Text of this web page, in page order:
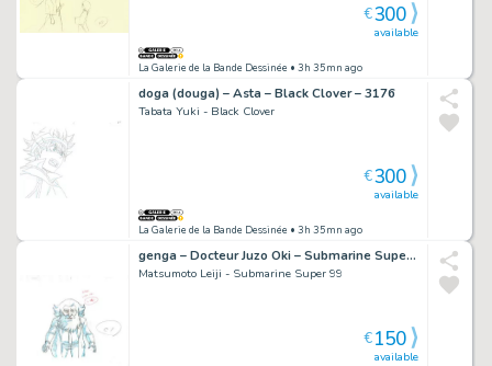
La Galerie de la Bande Dessinée • 3h 35mn ago
available
€300
doga (douga) – Asta – Black Clover – 3176
Tabata Yuki - Black Clover
La Galerie de la Bande Dessinée • 3h 35mn ago
available
€300
genga – Docteur Juzo Oki – Submarine Super 99 – 962
Matsumoto Leiji - Submarine Super 99
available
€150